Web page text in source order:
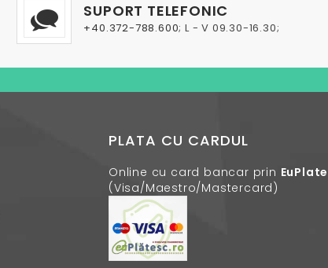
SUPORT TELEFONIC
+40.372-788.600; L - V 09.30-16.30;
PLATA CU CARDUL
Online cu card bancar prin
(Visa/Maestro/Mastercard)